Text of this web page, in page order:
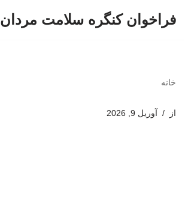
فراخوان کنگره سلامت مردان
خانه
از آوریل 9, 2026